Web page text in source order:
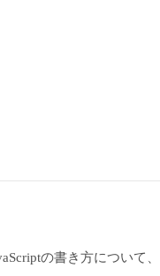
の書き方について